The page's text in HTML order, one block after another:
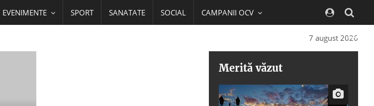
EVENIMENTE SPORT SANATATE SOCIAL CAMPANII OCV
7 august 2026
Merită văzut